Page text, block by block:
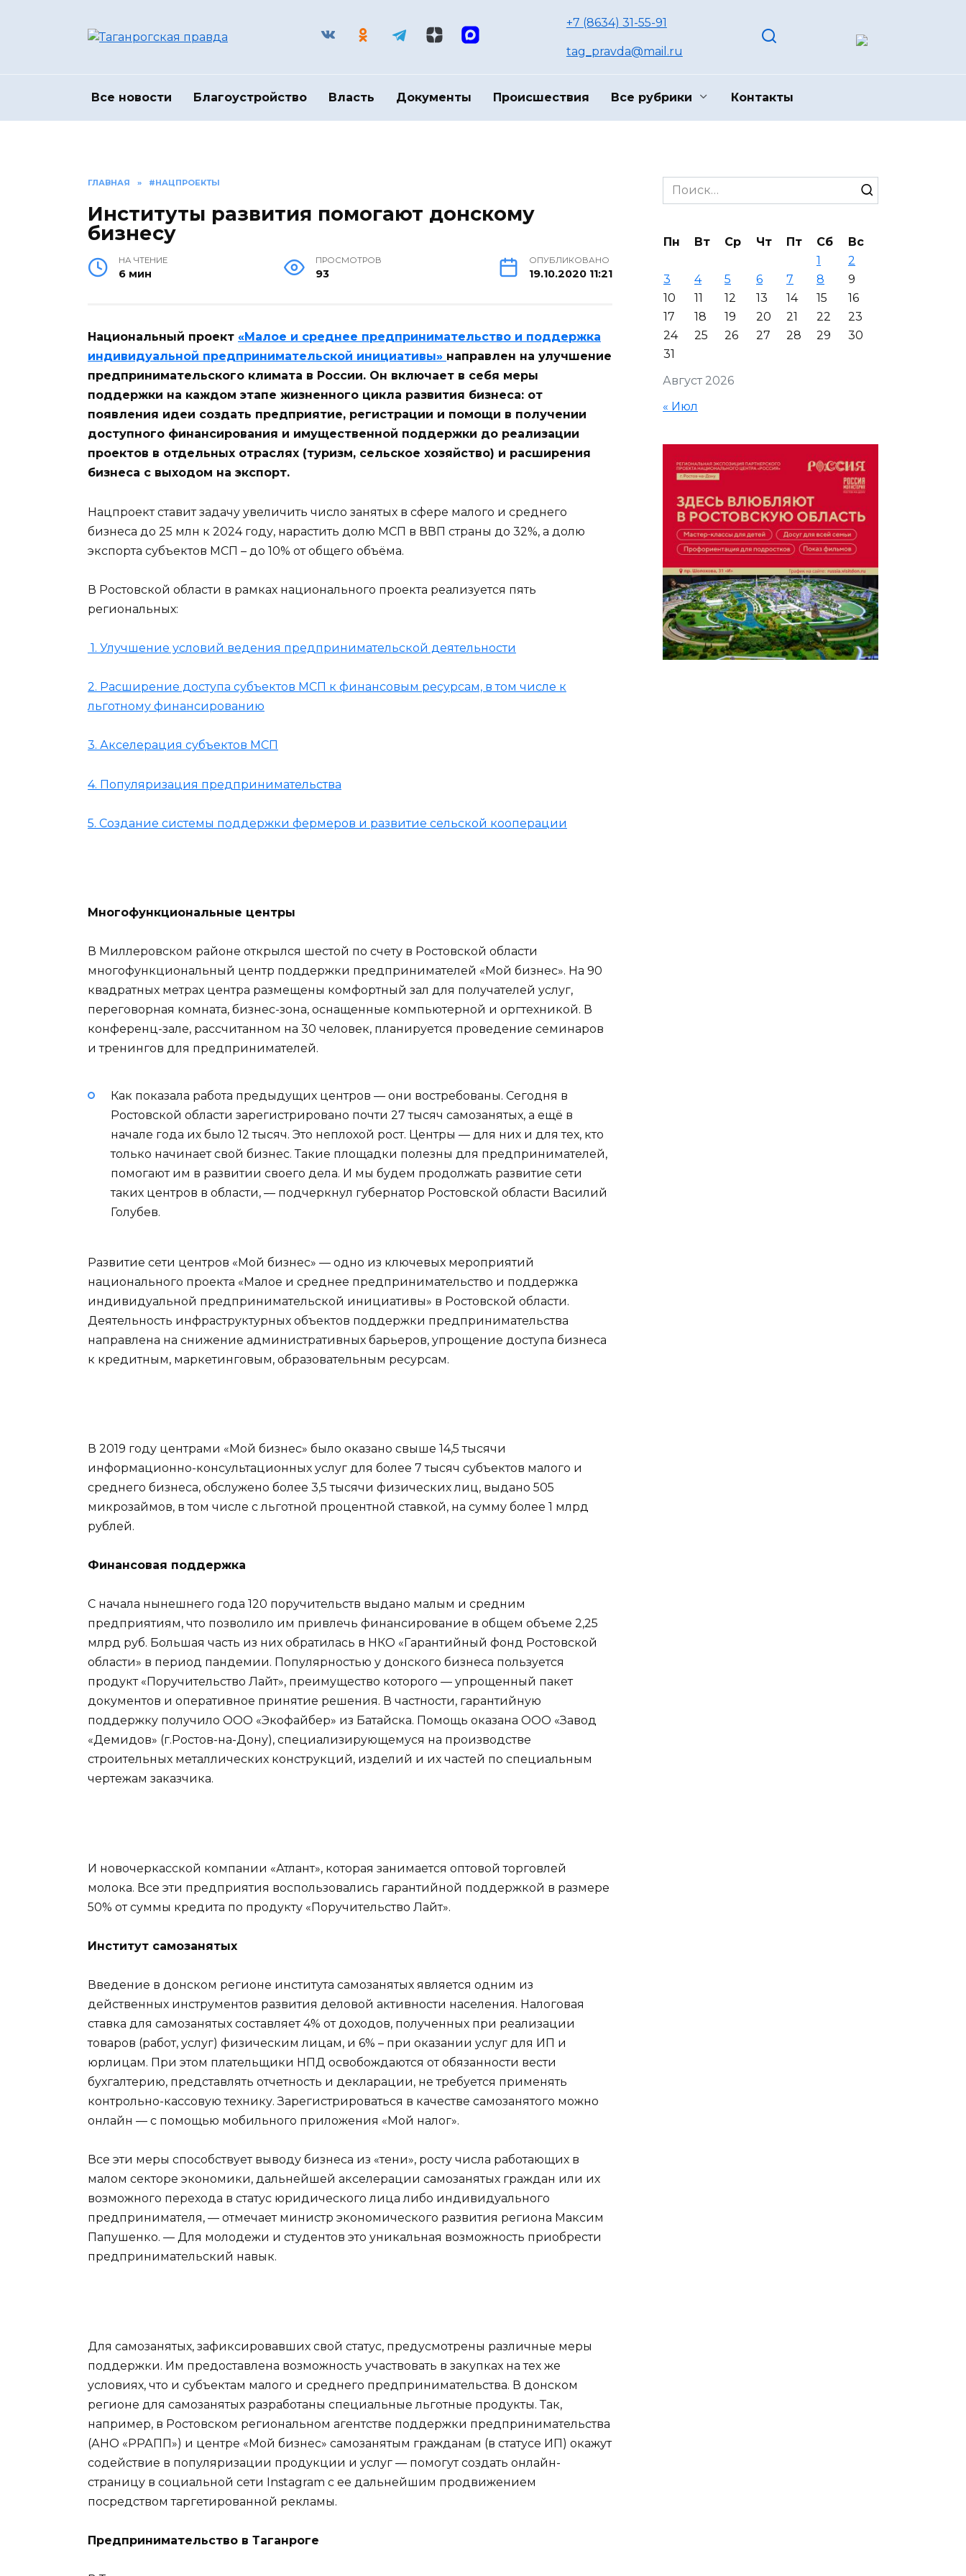
+7 (8634) 31-55-91
tag_pravda@mail.ru
Все новости Благоустройство Власть Документы Происшествия Все рубрики Контакты
ГЛАВНАЯ » #НАЦПРОЕКТЫ
Институты развития помогают донскому
бизнесу
НА ЧТЕНИЕ
6 мин
ПРОСМОТРОВ
93
ОПУБЛИКОВАНО
19.10.2020 11:21
Национальный проект «Малое и среднее предпринимательство и поддержка
индивидуальной предпринимательской инициативы» направлен на улучшение
предпринимательского климата в России. Он включает в себя меры
поддержки на каждом этапе жизненного цикла развития бизнеса: от
появления идеи создать предприятие, регистрации и помощи в получении
доступного финансирования и имущественной поддержки до реализации
проектов в отдельных отраслях (туризм, сельское хозяйство) и расширения
бизнеса с выходом на экспорт.
Нацпроект ставит задачу увеличить число занятых в сфере малого и среднего
бизнеса до 25 млн к 2024 году, нарастить долю МСП в ВВП страны до 32%, а долю
экспорта субъектов МСП – до 10% от общего объёма.
В Ростовской области в рамках национального проекта реализуется пять
региональных:
1. Улучшение условий ведения предпринимательской деятельности
2. Расширение доступа субъектов МСП к финансовым ресурсам, в том числе к
льготному финансированию
3. Акселерация субъектов МСП
4. Популяризация предпринимательства
5. Создание системы поддержки фермеров и развитие сельской кооперации
Многофункциональные центры
В Миллеровском районе открылся шестой по счету в Ростовской области
многофункциональный центр поддержки предпринимателей «Мой бизнес». На 90
квадратных метрах центра размещены комфортный зал для получателей услуг,
переговорная комната, бизнес-зона, оснащенные компьютерной и оргтехникой. В
конференц-зале, рассчитанном на 30 человек, планируется проведение семинаров
и тренингов для предпринимателей.
Как показала работа предыдущих центров — они востребованы. Сегодня в
Ростовской области зарегистрировано почти 27 тысяч самозанятых, а ещё в
начале года их было 12 тысяч. Это неплохой рост. Центры — для них и для тех, кто
только начинает свой бизнес. Такие площадки полезны для предпринимателей,
помогают им в развитии своего дела. И мы будем продолжать развитие сети
таких центров в области, — подчеркнул губернатор Ростовской области Василий
Голубев.
Развитие сети центров «Мой бизнес» — одно из ключевых мероприятий
национального проекта «Малое и среднее предпринимательство и поддержка
индивидуальной предпринимательской инициативы» в Ростовской области.
Деятельность инфраструктурных объектов поддержки предпринимательства
направлена на снижение административных барьеров, упрощение доступа бизнеса
к кредитным, маркетинговым, образовательным ресурсам.
В 2019 году центрами «Мой бизнес» было оказано свыше 14,5 тысячи
информационно-консультационных услуг для более 7 тысяч субъектов малого и
среднего бизнеса, обслужено более 3,5 тысячи физических лиц, выдано 505
микрозаймов, в том числе с льготной процентной ставкой, на сумму более 1 млрд
рублей.
Финансовая поддержка
С начала нынешнего года 120 поручительств выдано малым и средним
предприятиям, что позволило им привлечь финансирование в общем объеме 2,25
млрд руб. Большая часть из них обратилась в НКО «Гарантийный фонд Ростовской
области» в период пандемии. Популярностью у донского бизнеса пользуется
продукт «Поручительство Лайт», преимущество которого — упрощенный пакет
документов и оперативное принятие решения. В частности, гарантийную
поддержку получило ООО «Экофайбер» из Батайска. Помощь оказана ООО «Завод
«Демидов» (г.Ростов-на-Дону), специализирующемуся на производстве
строительных металлических конструкций, изделий и их частей по специальным
чертежам заказчика.
И новочеркасской компании «Атлант», которая занимается оптовой торговлей
молока. Все эти предприятия воспользовались гарантийной поддержкой в размере
50% от суммы кредита по продукту «Поручительство Лайт».
Институт самозанятых
Введение в донском регионе института самозанятых является одним из
действенных инструментов развития деловой активности населения. Налоговая
ставка для самозанятых составляет 4% от доходов, полученных при реализации
товаров (работ, услуг) физическим лицам, и 6% – при оказании услуг для ИП и
юрлицам. При этом плательщики НПД освобождаются от обязанности вести
бухгалтерию, представлять отчетность и декларации, не требуется применять
контрольно-кассовую технику. Зарегистрироваться в качестве самозанятого можно
онлайн — с помощью мобильного приложения «Мой налог».
Все эти меры способствует выводу бизнеса из «тени», росту числа работающих в
малом секторе экономики, дальнейшей акселерации самозанятых граждан или их
возможного перехода в статус юридического лица либо индивидуального
предпринимателя, — отмечает министр экономического развития региона Максим
Папушенко. — Для молодежи и студентов это уникальная возможность приобрести
предпринимательский навык.
Для самозанятых, зафиксировавших свой статус, предусмотрены различные меры
поддержки. Им предоставлена возможность участвовать в закупках на тех же
условиях, что и субъектам малого и среднего предпринимательства. В донском
регионе для самозанятых разработаны специальные льготные продукты. Так,
например, в Ростовском региональном агентстве поддержки предпринимательства
(АНО «РРАПП») и центре «Мой бизнес» самозанятым гражданам (в статусе ИП) окажут
содействие в популяризации продукции и услуг — помогут создать онлайн-
страницу в социальной сети Instagram с ее дальнейшим продвижением
посредством таргетированной рекламы.
Предпринимательство в Таганроге
Search
for:
Август 2026
Пн Вт Ср Чт Пт Сб
Вс
1
2
3
4 5 6 7 8
9
10
11 12 13 14 15
16
17
18 19 20 21 22
23
24
25 26 27 28 29
30
31
« Июл